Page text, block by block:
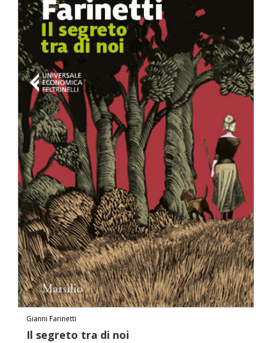
Gianni Farinetti
Il segreto tra di noi